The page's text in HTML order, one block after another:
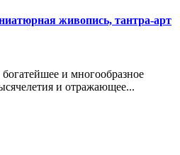
живопись, тантра-арт
и многообразное
и отражающее...